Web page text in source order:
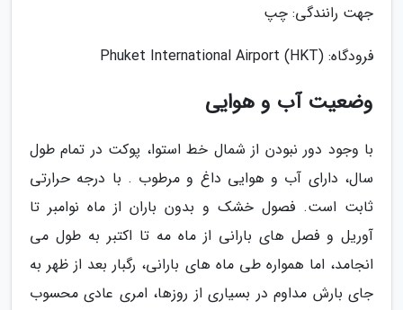
جهت رانندگی: چپ
فرودگاه: (Phuket International Airport (HKT
وضعیت آب و هوایی
با وجود دور نبودن از شمال خط استوا، پوکت در تمام طول
سال، دارای آب و هوایی داغ و مرطوب . با درجه حرارتی
ثابت است. فصول خشک و بدون باران از ماه نوامبر تا
آوریل و فصل های بارانی از ماه مه تا اکتبر به طول می
انجامد، اما همواره طی ماه های بارانی، رگبار بعد از ظهر به
جای بارش مداوم در بسیاری از روزها، امری عادی محسوب